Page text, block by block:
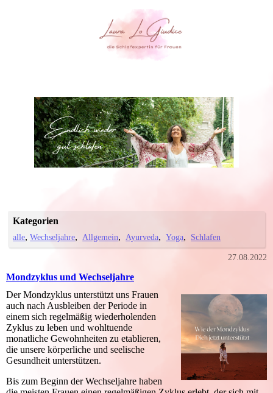
Kategorien
alle Wechseljahre Allgemein Ayurveda Yoga Schlafen
27.08.2022
Mondzyklus und Wechseljahre
Der Mondzyklus unterstützt uns Frauen
auch nach Ausbleiben der Periode in
einem sich regelmäßig wiederholenden
Zyklus zu leben und wohltuende
monatliche Gewohnheiten zu etablieren,
die unsere körperliche und seelische
Gesundheit unterstützen.
Bis zum Beginn der Wechseljahre haben